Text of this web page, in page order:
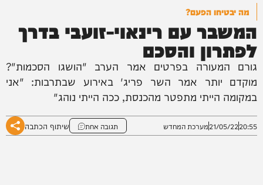
מה יבטיחו הפעם?
המשבר עם רינאוי-זועבי בדרך
לפתרון והסכם
גורם המעורה בפרטים אמר הערב "הושגו הסכמות"?
מוקדם יותר אמר השר פריג' באירוע שבתרבות: "אני
במקומה הייתי מתפטר מהכנסת, ככה הייתי נוהג"
20:55
21/05/22מערכת המחדש תגובה אחת שיתוף הכתבה